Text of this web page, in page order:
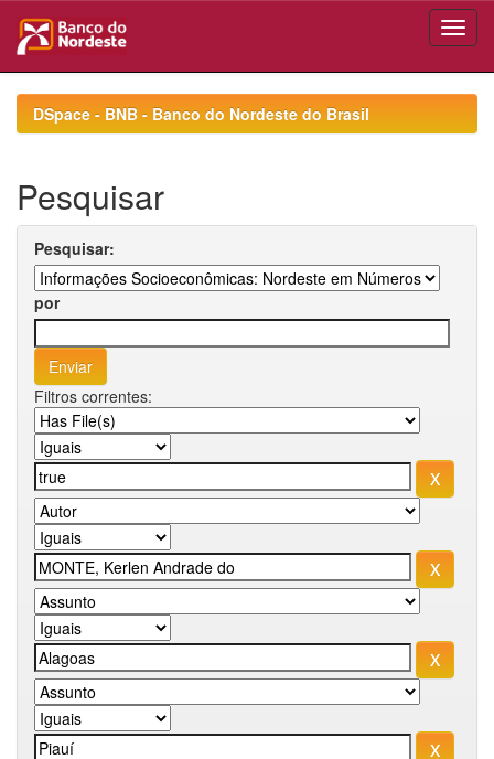
navigationDSpace - BNB - Banco do Nordeste do Brasil
Pesquisar
Pesquisar:
por
Filtros correntes: